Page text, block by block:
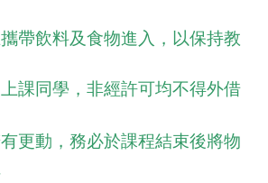
帶飲料及食物進入，以保持教
課同學，非經許可均不得外借
更動，務必於課程結束後將物